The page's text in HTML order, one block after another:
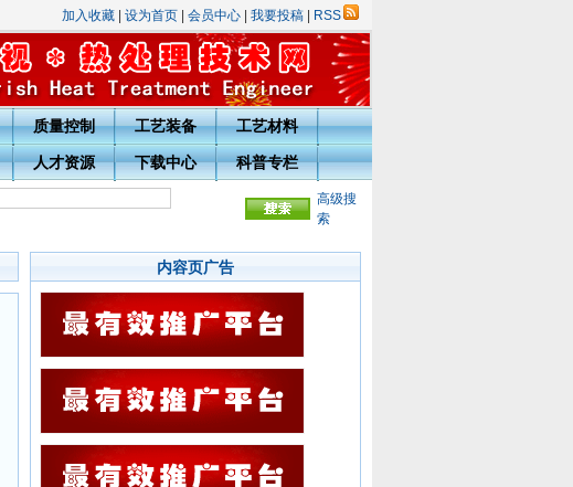
加入收藏 设为首页 会员中心 我要投稿 RSS
质量控制 工艺装备 工艺材料
人才资源 下载中心 科普专栏
·2017年宁波市热处理学会理事会暨17年学术年会的通知·关于召开全国绿色热处理与生态发展
高级搜
索
内容页广告